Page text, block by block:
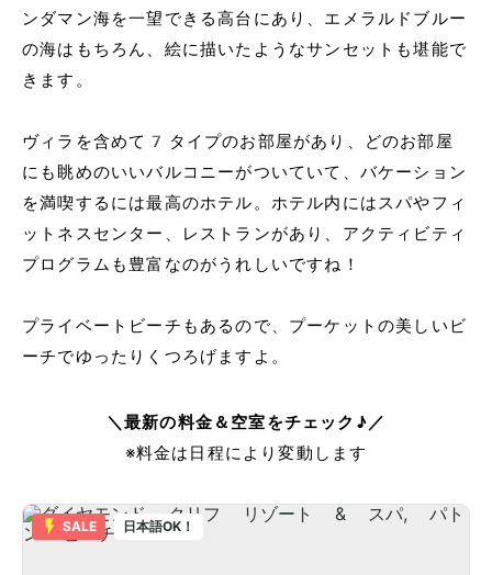
ンダマン海を一望できる高台にあり、エメラルドブルー
の海はもちろん、絵に描いたようなサンセットも堪能で
きます。
ヴィラを含めて7タイプのお部屋があり、どのお部屋
にも眺めのいいバルコニーがついていて、バケーション
を満喫するには最高のホテル。ホテル内にはスパやフィ
ットネスセンター、レストランがあり、アクティビティ
プログラムも豊富なのがうれしいですね！
プライベートビーチもあるので、プーケットの美しいビ
ーチでゆったりくつろげますよ。
＼最新の料金＆空室をチェック♪／
※料金は日程により変動します